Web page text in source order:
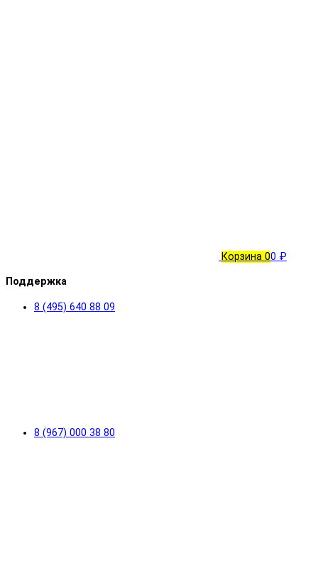
Корзина 00 ₽
Поддержка
8 (495) 640 88 09
8 (967) 000 38 80